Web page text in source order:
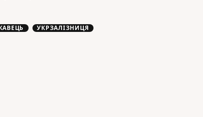
УКРЗАЛІЗНИЦЯ